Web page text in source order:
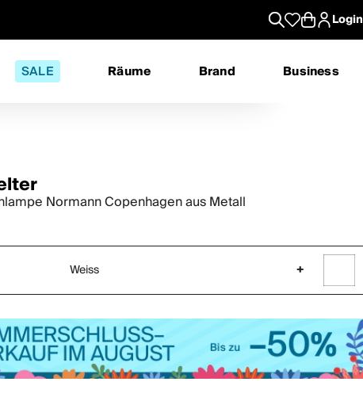
Login
SALE Räume Brand Business
Normann Copenhagen aus Metall
Weiss +